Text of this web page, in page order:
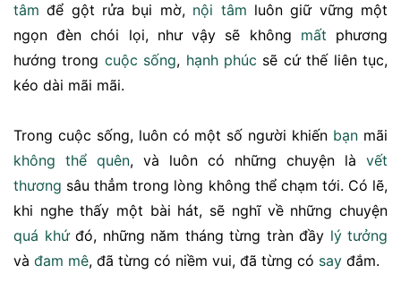
tâm để gột rửa bụi mờ, nội tâm luôn giữ vững một
ngọn đèn chói lọi, như vậy sẽ không mất phương
hướng trong cuộc sống, hạnh phúc sẽ cứ thế liên tục,
kéo dài mãi mãi.
Trong cuộc sống, luôn có một số người khiến bạn mãi
không thể quên, và luôn có những chuyện là vết
thương sâu thẳm trong lòng không thể chạm tới. Có lẽ,
khi nghe thấy một bài hát, sẽ nghĩ về những chuyện
quá khứđó, những năm tháng từng tràn đầy lý tưởng
và đam mê, đã từng có niềm vui, đã từng có say đắm.